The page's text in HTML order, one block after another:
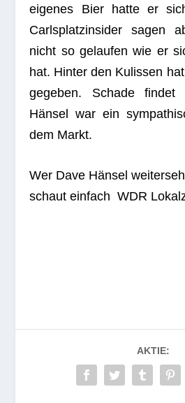
eige­nes Bier hatte er
Carls­platz­in­si­der sagen
nicht so gelau­fen wie er
hat. Hin­ter den Kulis­sen
gege­ben. Schade fin­det
Hän­sel war ein
dem Markt.
Wer Dave Hän­sel
schaut ein­fach WDR
AKTIE: